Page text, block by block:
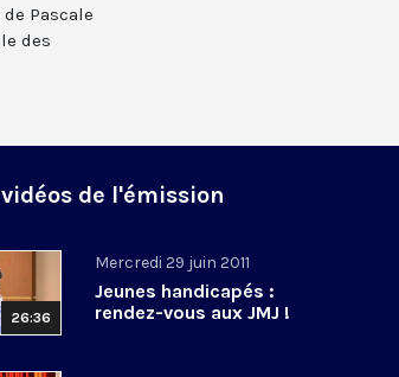
Pascale
des
de l'émission
26:36
Mercredi 29 juin 2011
Jeunes handicapés :
rendez-vous aux JMJ !